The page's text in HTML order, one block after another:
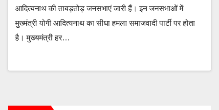
आदित्यनाथ की ताबड़तोड़ जनसभाएं जारी हैं। इन जनसभाओं में
मुख्मंत्री योगी आदित्यनाथ का सीधा हमला समाजवादी पार्टी पर होता
है। मुख्यमंत्री हर…